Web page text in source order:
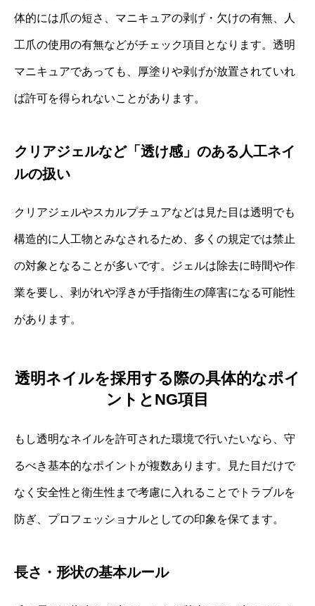
体的には爪の短さ、マニキュアの剥げ・欠けの有無、人
工爪の使用の有無などがチェック項目となります。透明
マニキュアであっても、厚塗りや剥げが放置されていれ
ば許可を得られないことがあります。
クリアジェルなど「透け感」のある人工ネイ
ルの扱い
クリアジェルやスカルプチュアなどは見た目は透明でも
構造的に人工物とみなされるため、多くの規定では禁止
の対象となることが多いです。ジェルは除去に時間や作
業を要し、剥がれや浮きが手指衛生の障害になる可能性
があります。
透明ネイルを採用する際の具体的なポイ
ントとNG項目
もし透明なネイルを許可された環境で行いたいなら、守
るべき基本的なポイントが複数あります。見た目だけで
なく安全性と衛生性まで考慮に入れることでトラブルを
防ぎ、プロフェッショナルとしての印象を保てます。
長さ・形状の基本ルール